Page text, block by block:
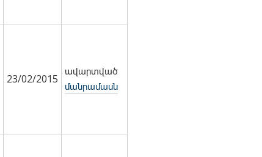
23/02/2015
ավարտված
մանրամասն